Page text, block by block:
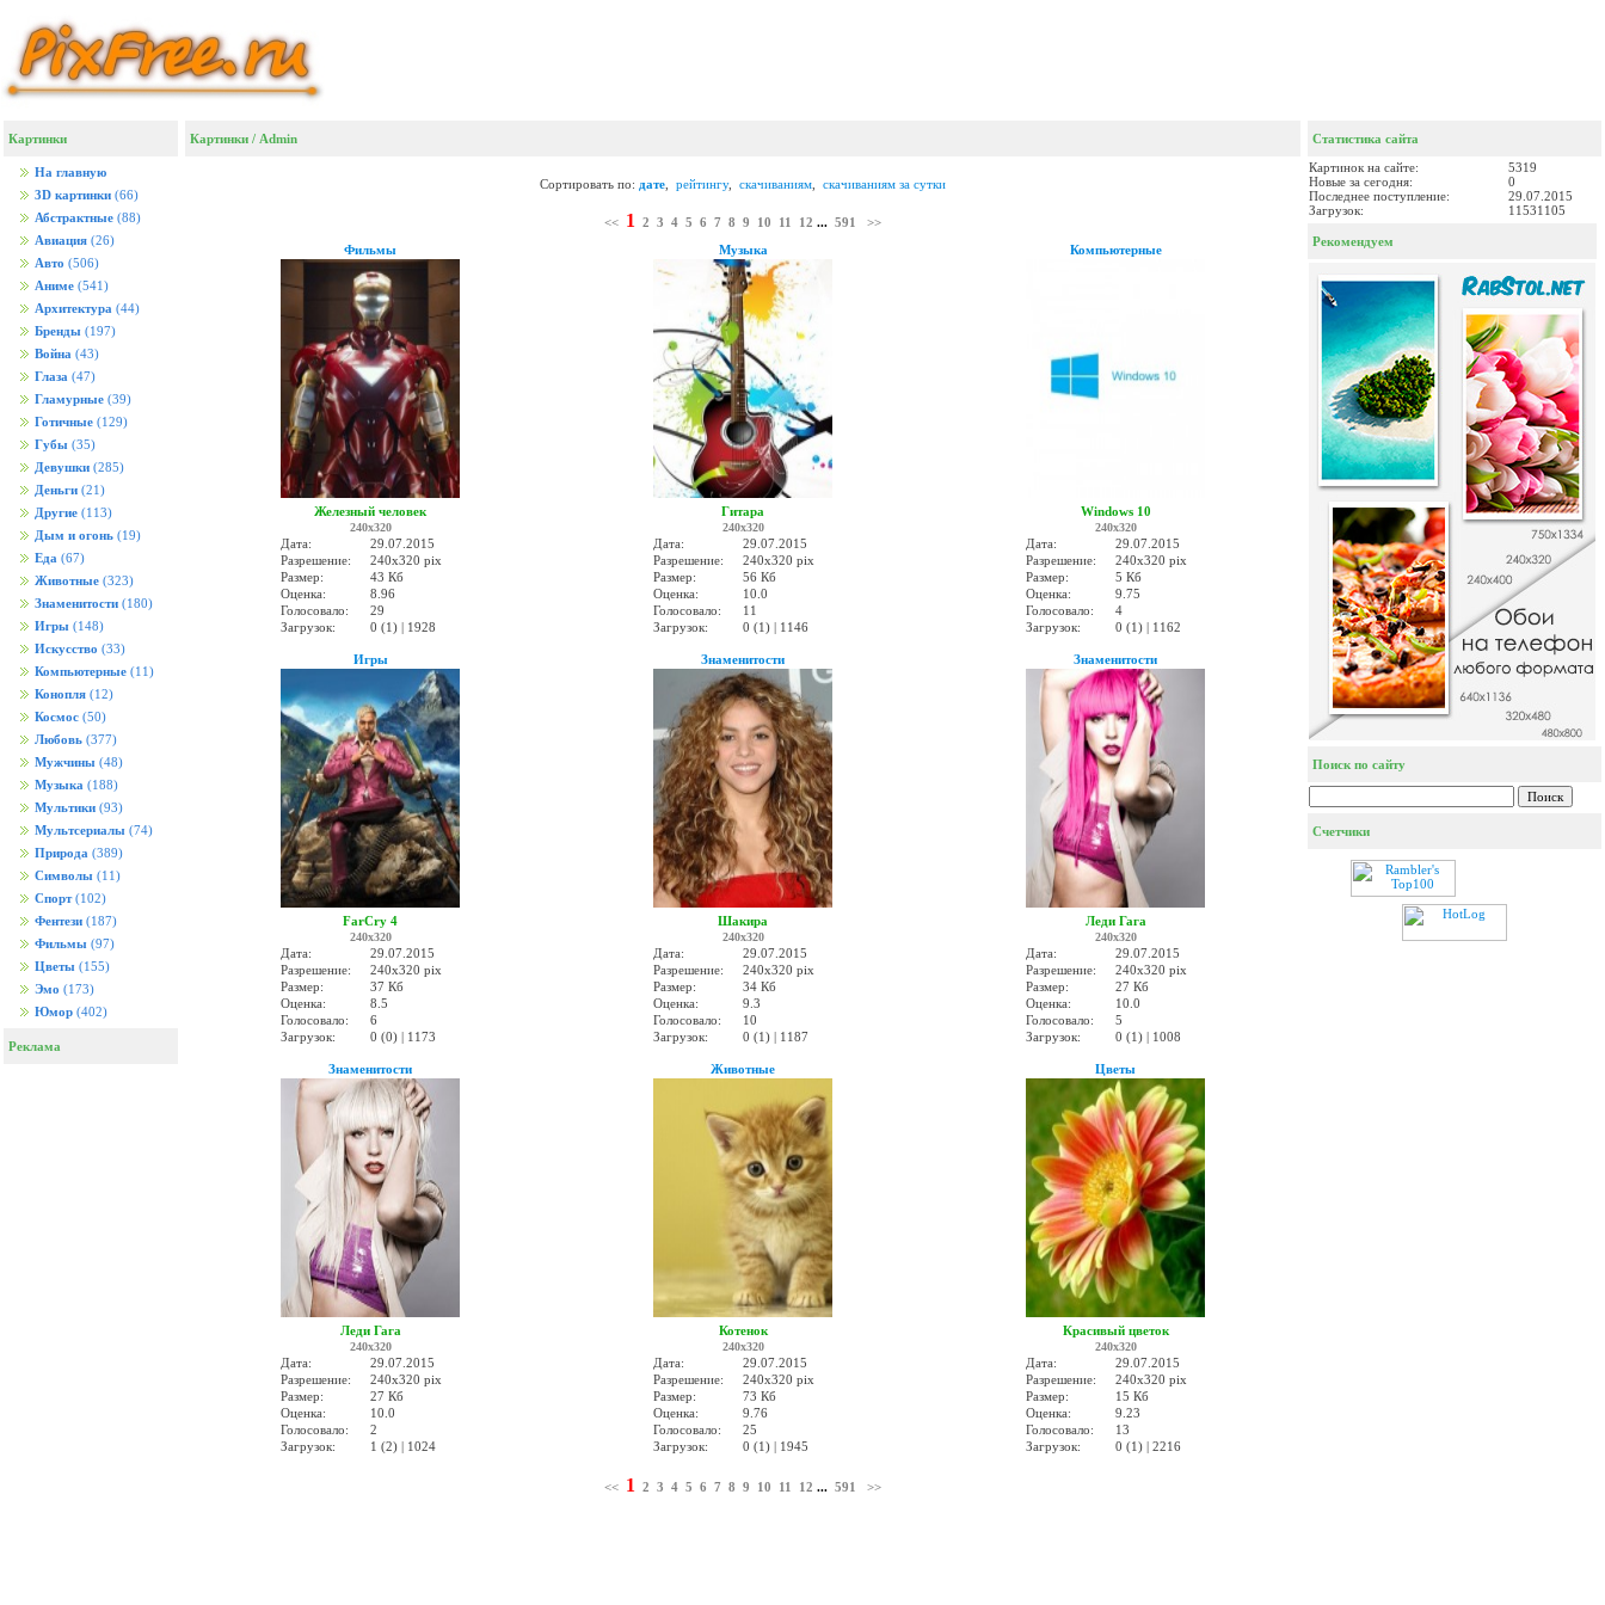
Картинки
На главную
3D картинки (66)
Абстрактные (88)
Авиация (26)
Авто (506)
Аниме (541)
Архитектура (44)
Бренды (197)
Война (43)
Глаза (47)
Гламурные (39)
Готичные (129)
Губы (35)
Девушки (285)
Деньги (21)
Другие (113)
Дым и огонь (19)
Еда (67)
Животные (323)
Знаменитости (180)
Игры (148)
Искусство (33)
Компьютерные (11)
Конопля (12)
Космос (50)
Любовь (377)
Мужчины (48)
Музыка (188)
Мультики (93)
Мультсериалы (74)
Природа (389)
Символы (11)
Спорт (102)
Фентези (187)
Фильмы (97)
Цветы (155)
Эмо (173)
Юмор (402)
Реклама
Картинки / Admin
Сортировать по: дате рейтингу, скачиваниям скачиваниям за сутки
<< 1 2 3 4 5 6 7 8 9 10 11 12 ... 591
>>
Фильмы
Железный человек
240x320
Дата:
29.07.2015
Разрешение:
240x320 pix
Размер:
43 Кб
Оценка:
8.96
Голосовало:
29
Загрузок:
0 (1) | 1928
Музыка
Гитара
240x320
Дата:
29.07.2015
Разрешение:
240x320 pix
Размер:
56 Кб
Оценка:
10.0
Голосовало:
11
Загрузок:
0 (1) | 1146
Компьютерные
Windows 10
240x320
Дата:
29.07.2015
Разрешение:
240x320 pix
Размер:
5 Кб
Оценка:
9.75
Голосовало:
4
Загрузок:
0 (1) | 1162
Игры
FarCry 4
240x320
Дата:
29.07.2015
Разрешение:
240x320 pix
Размер:
37 Кб
Оценка:
8.5
Голосовало:
6
Загрузок:
0 (0) | 1173
Знаменитости
Шакира
240x320
Дата:
29.07.2015
Разрешение:
240x320 pix
Размер:
34 Кб
Оценка:
9.3
Голосовало:
10
Загрузок:
0 (1) | 1187
Знаменитости
Леди Гага
240x320
Дата:
29.07.2015
Разрешение:
240x320 pix
Размер:
27 Кб
Оценка:
10.0
Голосовало:
5
Загрузок:
0 (1) | 1008
Знаменитости
Леди Гага
240x320
Дата:
29.07.2015
Разрешение:
240x320 pix
Размер:
27 Кб
Оценка:
10.0
Голосовало:
2
Загрузок:
1 (2) | 1024
Животные
Котенок
240x320
Дата:
29.07.2015
Разрешение:
240x320 pix
Размер:
73 Кб
Оценка:
9.76
Голосовало:
25
Загрузок:
0 (1) | 1945
Цветы
Красивый цветок
240x320
Дата:
29.07.2015
Разрешение:
240x320 pix
Размер:
15 Кб
Оценка:
9.23
Голосовало:
13
Загрузок:
0 (1) | 2216
<< 1 2 3 4 5 6 7 8 9 10 11 12 ... 591 >>
Статистика сайта
Картинок на сайте:
5319
Новые за сегодня:
0
Последнее поступление:
29.07.2015
Загрузок:
11531105
Рекомендуем
Поиск по сайту
Счетчики